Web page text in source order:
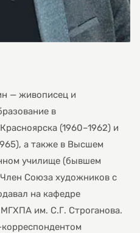
— живописец и
в
(1960–1962) и
а также в Высшем
училище (бывшем
Член Союза художников с
на кафедре
им. С.Г. Строганова.